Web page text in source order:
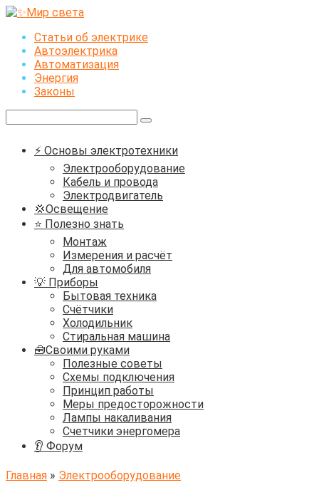
Перейти
контентуСтатьи об электрике
Автоэлектрика
Автоматизация
Энергия
Законы
⚡ Основы электротехники
Электрооборудование
Кабель и провода
Электродвигатель
💢Освещение
⭐ Полезно знать
Монтаж
Измерения и расчёт
Для автомобиля
💡 Приборы
Бытовая техника
Счётчики
Холодильник
Стиральная машина
🧰Своими руками
Полезные советы
Схемы подключения
Принцип работы
Меры предосторожности
Лампы накаливания
Счетчики энергомера
👂 Форум
Главная » Электрооборудование